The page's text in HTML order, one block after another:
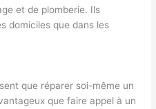
et de plomberie. Ils
domiciles que dans les
que réparer soi-même un
que faire appel à un